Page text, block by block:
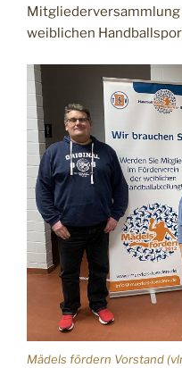
Mitgliederversammlung
weiblichen
Mädels fördern Vorstand